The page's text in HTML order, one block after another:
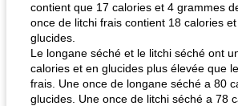
contient que 17 calories et 4 grammes
once de litchi frais contient 18 calories
glucides.
Le longane séché et le litchi séché ont
calories et en glucides plus élevée que
frais. Une once de longane séché a 80
glucides. Une once de litchi séché a 78